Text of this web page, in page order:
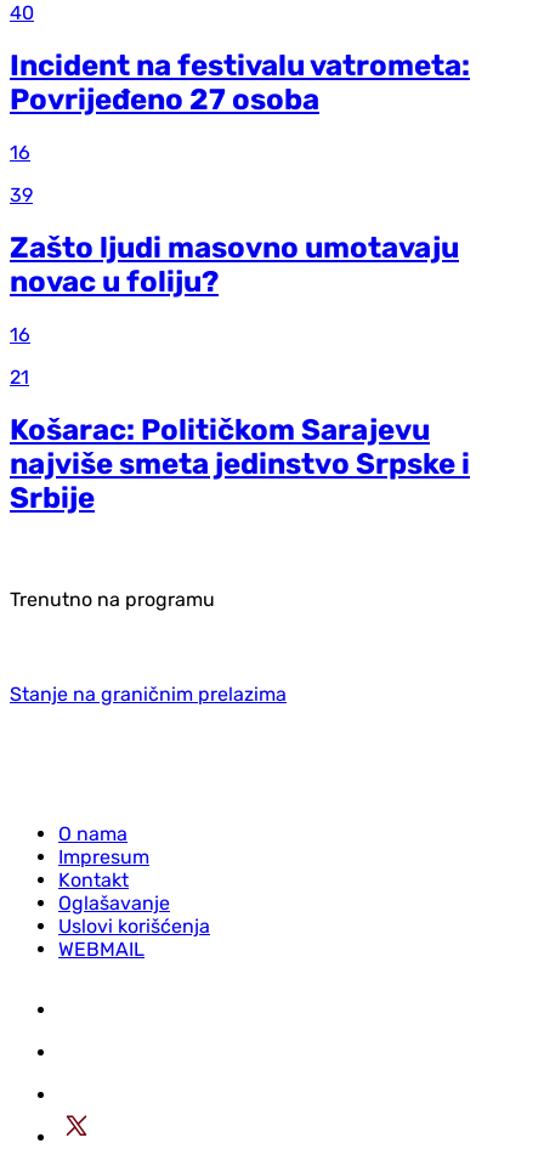
40
Incident na festivalu vatrometa:
Povrijeđeno 27 osoba
16
39
Zašto ljudi masovno umotavaju
novac u foliju?
16
21
Košarac: Političkom Sarajevu
najviše smeta jedinstvo Srpske i
Srbije
Trenutno na programu
Stanje na graničnim prelazima
O nama
Impresum
Kontakt
Oglašavanje
Uslovi korišćenja
WEBMAIL